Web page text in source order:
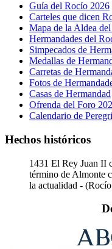
Guía del Rocío 2026
Carteles que dicen
Mapa de la Aldea
Hermandades del
Simpecados de
Medallas de
Carretas de
Fotos de
Casas de Hermandad
Ofrenda del Foro
Calendario de
Hechos históricos
1431 El Rey Juan II
término de Almonte
la actualidad -